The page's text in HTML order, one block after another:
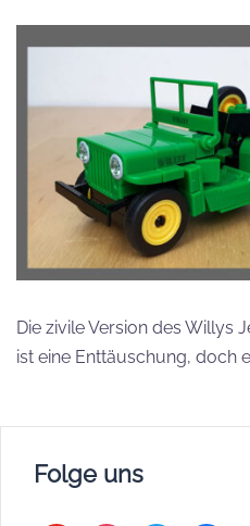
Die zivile Version des Willys
ist eine Enttäuschung, doch
Folge uns